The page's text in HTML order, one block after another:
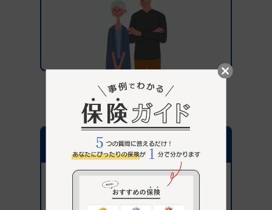
保険選びがはじめての方へ
パナソニック保険サービス
が選ばれている理由